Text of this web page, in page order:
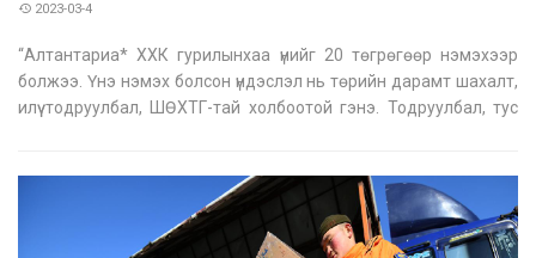
2023-03-4
“Алтантариа* ХХК гурилынхаа үнийг 20 төгрөгөөр нэмэхээр
болжээ. Үнэ нэмэх болсон үндэслэл нь төрийн дарамт шахалт,
илүү тодруулбал, ШӨХТГ-тай холбоотой гэнэ. Тодруулбал, тус